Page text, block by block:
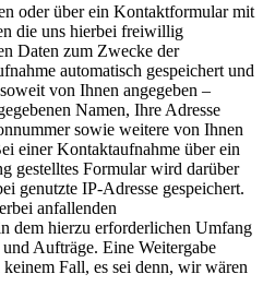
oder über ein Kontaktformular mit
die uns hierbei freiwillig
Daten zum Zwecke der
automatisch gespeichert und
von Ihnen angegeben –
Namen, Ihre Adresse
sowie weitere von Ihnen
einer Kontaktaufnahme über ein
gestelltes Formular wird darüber
genutzte IP-Adresse gespeichert.
anfallenden
dem hierzu erforderlichen Umfang
Aufträge. Eine Weitergabe
Fall, es sei denn, wir wären